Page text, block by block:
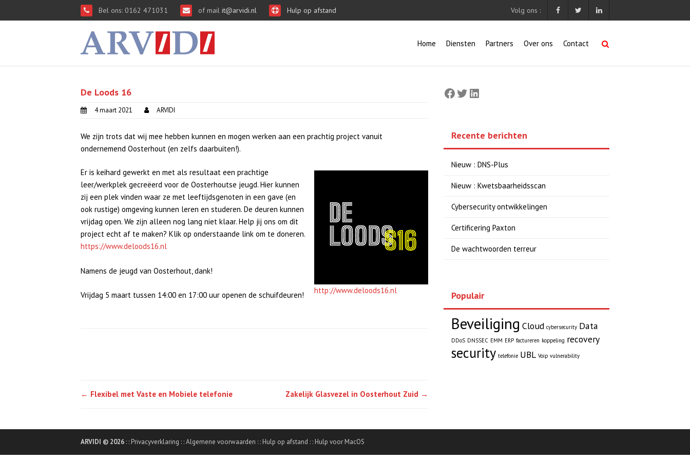
Bel ons: 0162 471031 of mail it@arvidi.nl Hulp op afstand Volg ons :
Home Diensten Partners Over ons Contact
De Loods 16
4 maart 2021 ARVIDI
We zijn trots dat wij mee hebben kunnen en mogen werken aan een prachtig project vanuit
ondernemend Oosterhout (en zelfs daarbuiten!).
http://www.deloods16.nl
Er is keihard gewerkt en met als resultaat een prachtige
leer/werkplek gecreëerd voor de Oosterhoutse jeugd. Hier kunnen
zij een plek vinden waar ze met leeftijdsgenoten in een gave (en
ook rustige) omgeving kunnen leren en studeren. De deuren kunnen
vrijdag open. We zijn alleen nog lang niet klaar. Help jij ons om dit
project echt af te maken? Klik op onderstaande link om te doneren.
https://www.deloods16.nl
Namens de jeugd van Oosterhout, dank!
Vrijdag 5 maart tussen 14:00 en 17:00 uur openen de schuifdeuren!
Post
← Flexibel met Vaste en Mobiele telefonie Zakelijk Glasvezel in Oosterhout Zuid →
Facebook
Twitter
LinkedIn
Recente berichten
Nieuw : DNS-Plus
Nieuw : Kwetsbaarheidsscan
Cybersecurity ontwikkelingen
Certificering Paxton
De wachtwoorden terreur
Populair
Beveiliging Cloud cybersecurity Data
DDoS DNSSEC EMM ERP factureren koppeling recovery
security telefonie UBL Voip vulnerability
ARVIDI © 2026 : : Privacyverklaring : :Algemene voorwaarden : : Hulp op afstand : : Hulp voor MacOS